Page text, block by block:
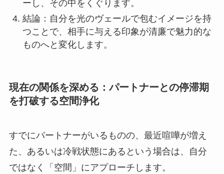
ーし、その中をくぐります。
結論：自分を光のヴェールで包むイメージを持
つことで、相手に与える印象が清廉で魅力的な
ものへと変化します。
現在の関係を深める：パートナーとの停滞期
を打破する空間浄化
すでにパートナーがいるものの、最近喧嘩が増え
た、あるいは冷戦状態にあるという場合は、自分
ではなく「空間」にアプローチします。